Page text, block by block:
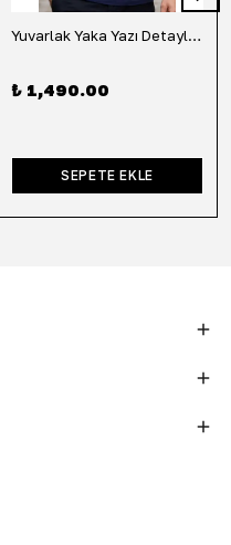
Yuvarlak Yaka Yazı Detaylı Tişört-Lacivert
₺ 1,490.00
SEPETE EKLE